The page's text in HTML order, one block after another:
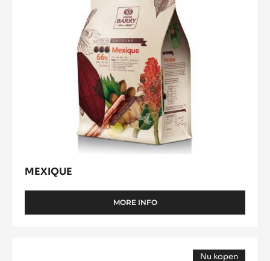
MEXIQUE
MORE INFO
-
Nu kopen